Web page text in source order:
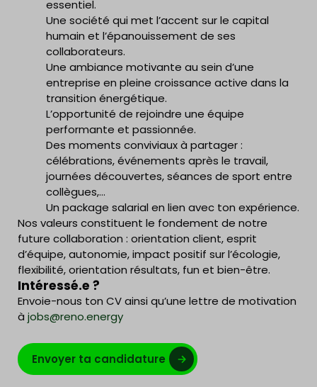
essentiel.
Une société qui met l’accent sur le capital
humain et l’épanouissement de ses
collaborateurs.
Une ambiance motivante au sein d’une
entreprise en pleine croissance active dans la
transition énergétique.
L’opportunité de rejoindre une équipe
performante et passionnée.
Des moments conviviaux à partager :
célébrations, événements après le travail,
journées découvertes, séances de sport entre
collègues,…
Un package salarial en lien avec ton expérience.
Nos valeurs constituent le fondement de notre
future collaboration : orientation client, esprit
d’équipe, autonomie, impact positif sur l’écologie,
flexibilité, orientation résultats, fun et bien-être.
Intéressé.e ?
Envoie-nous ton CV ainsi qu’une lettre de motivation
à jobs@reno.energy
Envoyer ta candidature